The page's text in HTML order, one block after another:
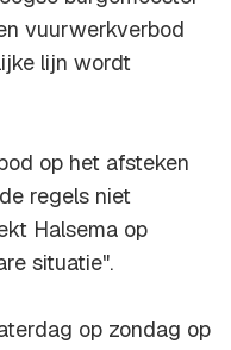
vuurwerkverbod
lijn wordt
op het afsteken
regels niet
Halsema op
situatie".
op zondag op